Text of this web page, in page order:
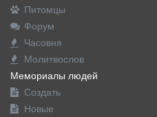
Питомцы
Форум
Часовня
Молитвослов
Мемориалы людей
Создать
Новые